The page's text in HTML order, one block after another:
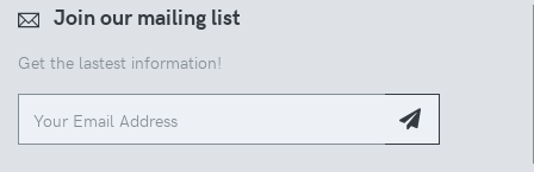
Join our mailing list
Get the lastest information!